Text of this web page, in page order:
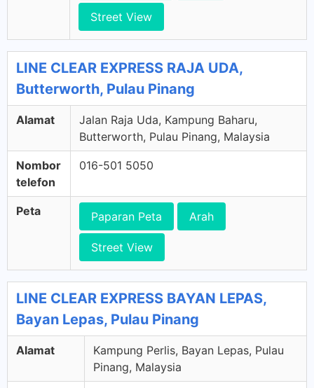
Street View
LINE CLEAR EXPRESS RAJA UDA,
Butterworth, Pulau Pinang
Alamat
Jalan Raja Uda, Kampung Baharu,
Butterworth, Pulau Pinang, Malaysia
Nombor
telefon
016-501 5050
Peta Paparan Peta Arah
Street View
LINE CLEAR EXPRESS BAYAN LEPAS,
Bayan Lepas, Pulau Pinang
Alamat
Kampung Perlis, Bayan Lepas, Pulau
Pinang, Malaysia